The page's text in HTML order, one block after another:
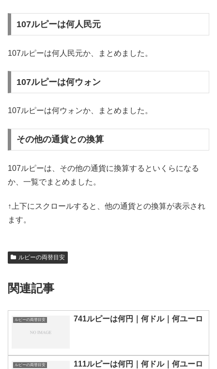
107ルピーは何人民元
107ルピーは何人民元か、まとめました。
107ルピーは何ウォン
107ルピーは何ウォンか、まとめました。
その他の通貨との換算
107ルピーは、その他の通貨に換算するといくらになる
か、一覧でまとめました。
↑上下にスクロールすると、他の通貨との換算が表示され
ます。
ルピーの両替目安
関連記事
ルピーの両替目安 741ルピーは何円｜何ドル｜何ユーロ
ルピーの両替目安 111ルピーは何円｜何ドル｜何ユーロ